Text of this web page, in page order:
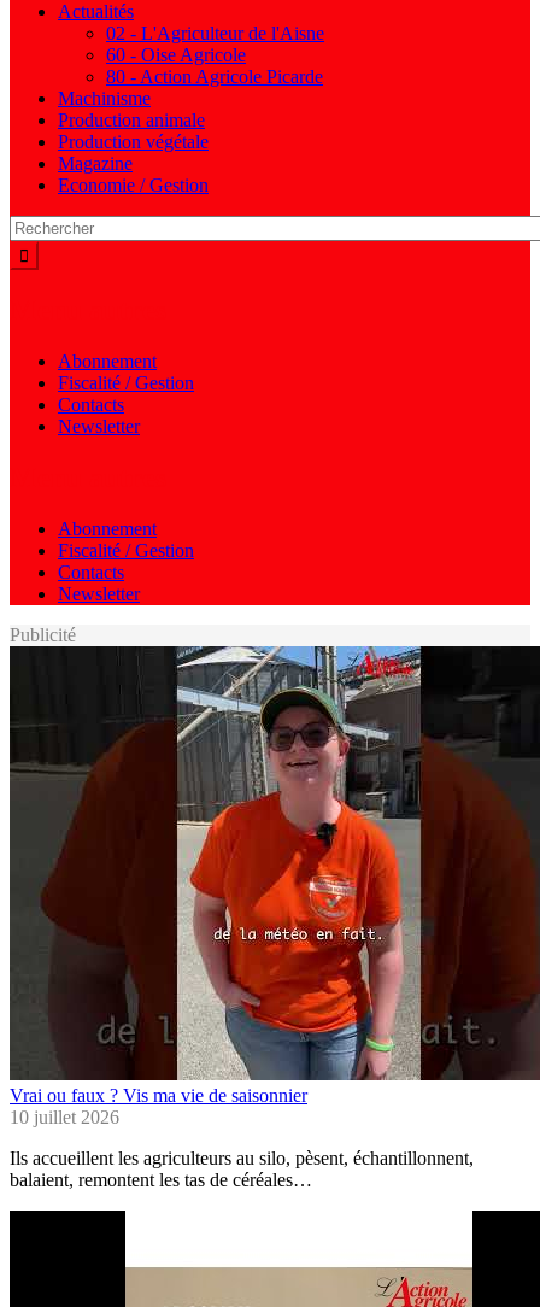
Actualités
02 - L'Agriculteur de l'Aisne
60 - Oise Agricole
80 - Action Agricole Picarde
Machinisme
Production animale
Production végétale
Magazine
Economie / Gestion
Abonnement
Fiscalité / Gestion
Contacts
Newsletter
Abonnement
Fiscalité / Gestion
Contacts
Newsletter
Publicité
Vrai ou faux ? Vis ma vie de saisonnier
10 juillet 2026
Ils accueillent les agriculteurs au silo, pèsent, échantillonnent,
balaient, remontent les tas de céréales…